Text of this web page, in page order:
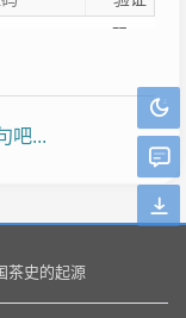
吧...
茶史的起源